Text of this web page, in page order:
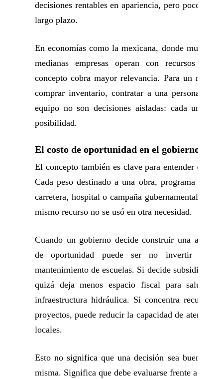
decisiones rentables en apariencia, pero poco
largo plazo.
En economías como la mexicana, donde muchas
medianas empresas operan con recursos
concepto cobra mayor relevancia. Para un
comprar inventario, contratar a una persona más
equipo no son decisiones aisladas: cada una
posibilidad.
El costo de oportunidad en el gobierno
El concepto también es clave para entender el
Cada peso destinado a una obra, programa
carretera, hospital o campaña gubernamental
mismo recurso no se usó en otra necesidad.
Cuando un gobierno decide construir una
de oportunidad puede ser no invertir ese
mantenimiento de escuelas. Si decide subsidiar
quizá deja menos espacio fiscal para salud,
infraestructura hidráulica. Si concentra recursos
proyectos, puede reducir la capacidad de atender
locales.
Esto no significa que una decisión sea buena o
misma. Significa que debe evaluarse frente a sus